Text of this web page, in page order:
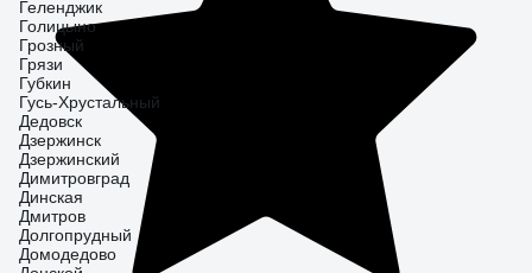
Геленджик
Голицыно
Грозный
Грязи
Губкин
Гусь-Хрустальный
Дедовск
Дзержинск
Дзержинский
Димитровград
Динская
Дмитров
Долгопрудный
Домодедово